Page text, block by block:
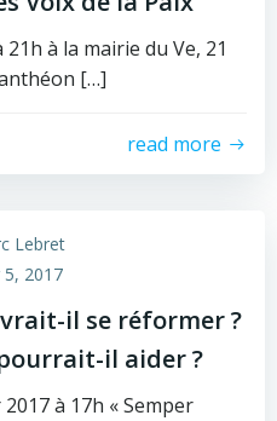
à la mairie du Ve, 21
[…]
read more
Lebret
2017
il se réformer ?
il aider ?
à 17h « Semper